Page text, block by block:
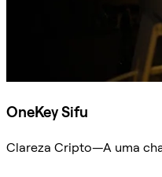
OneKey Sifu
Clareza Cripto—A uma